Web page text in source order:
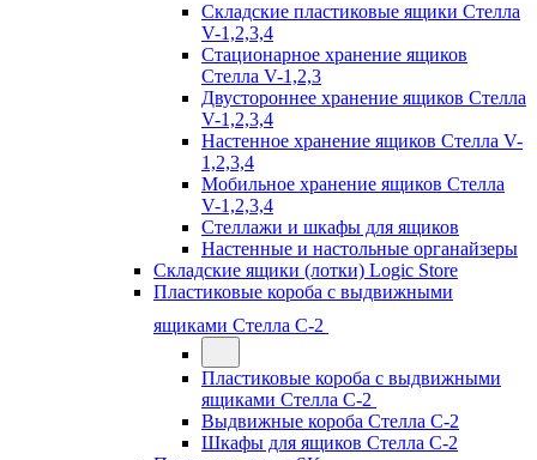
Складские пластиковые ящики Стелла
V-1,2,3,4
Стационарное хранение ящиков
Стелла V-1,2,3
Двустороннее хранение ящиков Стелла
V-1,2,3,4
Настенное хранение ящиков Стелла V-
1,2,3,4
Мобильное хранение ящиков Стелла
V-1,2,3,4
Стеллажи и шкафы для ящиков
Настенные и настольные органайзеры
Складские ящики (лотки) Logiс Store
Пластиковые короба с выдвижными
ящиками Стелла С-2
Пластиковые короба с выдвижными
ящиками Стелла С-2
Выдвижные короба Стелла С-2
Шкафы для ящиков Стелла С-2